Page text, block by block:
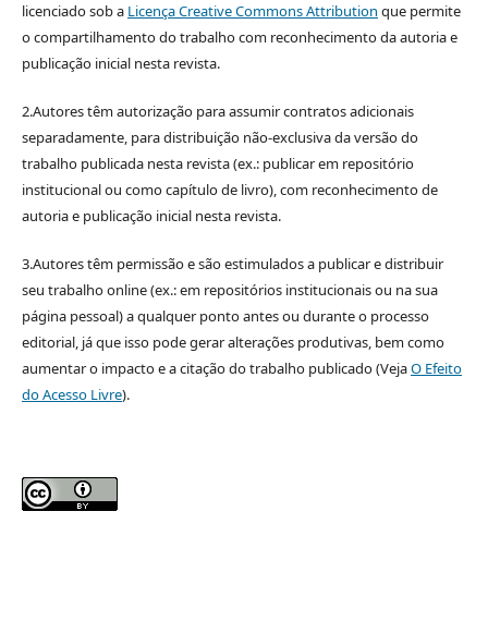
licenciado sob a Licença Creative Commons Attribution que permite
o compartilhamento do trabalho com reconhecimento da autoria e
publicação inicial nesta revista.
2.Autores têm autorização para assumir contratos adicionais
separadamente, para distribuição não-exclusiva da versão do
trabalho publicada nesta revista (ex.: publicar em repositório
institucional ou como capítulo de livro), com reconhecimento de
autoria e publicação inicial nesta revista.
3.Autores têm permissão e são estimulados a publicar e distribuir
seu trabalho online (ex.: em repositórios institucionais ou na sua
página pessoal) a qualquer ponto antes ou durante o processo
editorial, já que isso pode gerar alterações produtivas, bem como
aumentar o impacto e a citação do trabalho publicado (VejaO Efeito
do Acesso Livre).